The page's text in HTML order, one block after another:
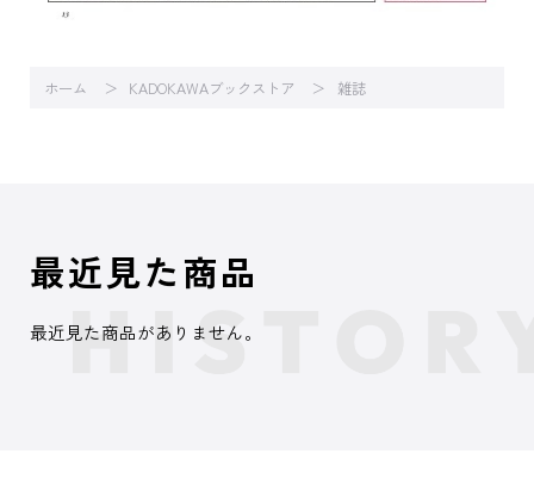
ホーム KADOKAWAブックストア 雑誌
最近見た商品
最近見た商品がありません。